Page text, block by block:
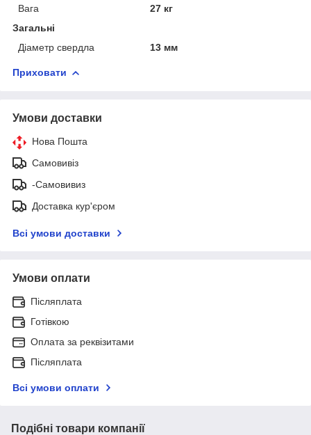
Вага
27 кг
Загальні
Діаметр свердла
13 мм
Приховати
Умови доставки
Нова Пошта
Самовивіз
-Самовивиз
Доставка кур'єром
Всі умови доставки
Умови оплати
Післяплата
Готівкою
Оплата за реквізитами
Післяплата
Всі умови оплати
Подібні товари компанії